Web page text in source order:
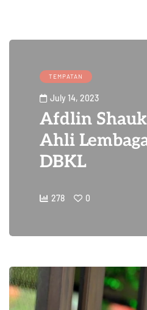
TEMPATAN
July 14, 2023
Afdlin
Ahli
DBKL
278 0